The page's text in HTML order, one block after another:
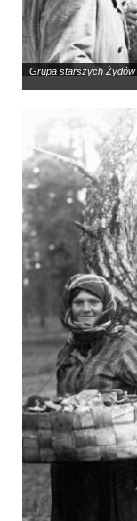
Grupa starszych Żydów